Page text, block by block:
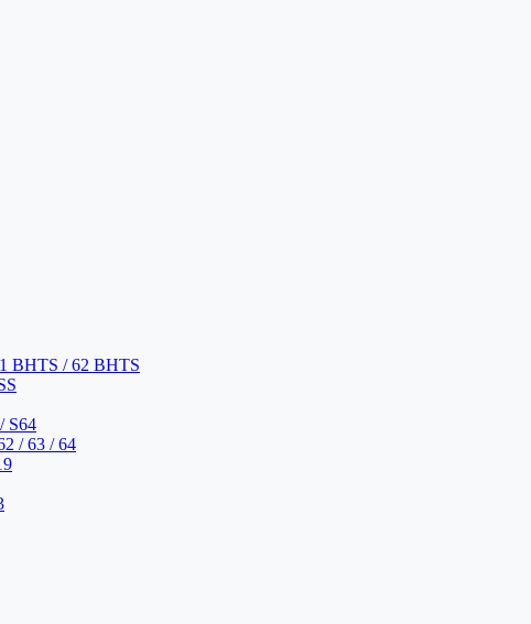
BHTS / 62 BHTS
S64
/ 63 / 64